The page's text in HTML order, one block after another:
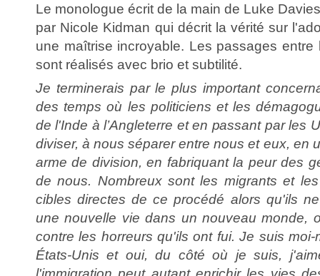
Le monologue écrit de la main de Luke
par Nicole Kidman qui décrit la vérité sur
une maîtrise incroyable. Les passages
sont réalisés avec brio et subtilité.
Je terminerais par le plus important
des temps où les politiciens et les
de l'Inde à l’Angleterre et en passant par les
diviser, à nous séparer entre nous et eux, en
arme de division, en fabriquant la peur des
de nous. Nombreux sont les migrants et
cibles directes de ce procédé alors qu'ils
une nouvelle vie dans un nouveau monde,
contre les horreurs qu'ils ont fui. Je suis
États-Unis et oui, du côté où je suis,